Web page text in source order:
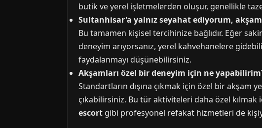
butik ve yerel işletmelerden oluşur, genellikle
Sultanhisar'a yalnız seyahat ediyorum,
Bu tamamen kişisel tercihinize bağlıdır. Eğer
deneyim arıyorsanız, yerel kahvehanelere
faydalanmayı düşünebilirsiniz.
Akşamları özel bir deneyim için ne
Standartların dışına çıkmak için özel bir akşam
çıkabilirsiniz. Bu tür aktiviteleri daha özel
escort gibi profesyonel refakat hizmetleri de